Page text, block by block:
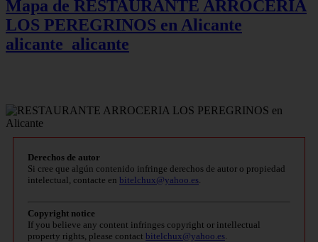
Mapa de RESTAURANTE ARROCERIA
LOS PEREGRINOS en Alicante
alicante_alicante
Derechos de autor
Si cree que algún contenido infringe derechos de autor o propiedad
intelectual, contacte en bitelchux@yahoo.es
Copyright notice
If you believe any content infringes copyright or intellectual
property rights, please contact bitelchux@yahoo.es